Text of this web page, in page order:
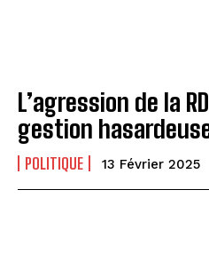
L’agression de la
gestion
POLITIQUE 13 Février 2025